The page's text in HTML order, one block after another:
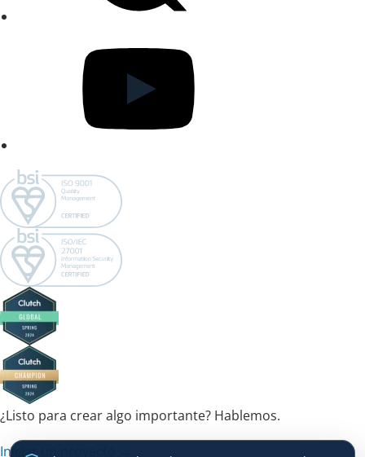
¿Listo para crear algo importante? Hablemos.
Iniciar un proyecto →